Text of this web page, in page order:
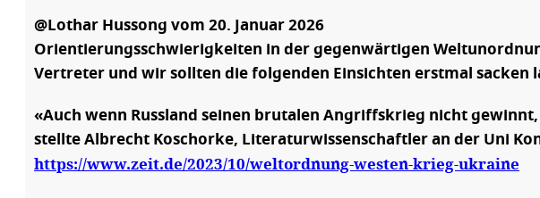
@Lothar Hussong vom 20. Januar 2026
Orientierungsschwierigkeiten in der gegenwärtigen
Vertreter und wir sollten die folgenden Einsichten erstmal sacken
«Auch wenn Russland seinen brutalen Angriffskrieg nicht
stellte Albrecht Koschorke, Literaturwissenschaftler an der Uni
https://www.zeit.de/2023/10/weltordnung-westen-krieg-ukraine